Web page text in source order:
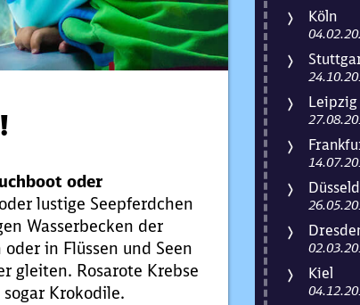
oder
lustige Seepferdchen
Wasserbecken der
in Flüssen und Seen
gleiten. Rosarote Krebse
Krokodile.
Köln
Leipzig
Kiel